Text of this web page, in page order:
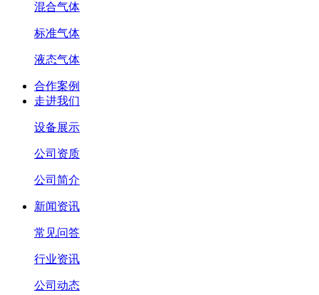
混合气体
标准气体
液态气体
合作案例
走进我们
设备展示
公司资质
公司简介
新闻资讯
常见问答
行业资讯
公司动态